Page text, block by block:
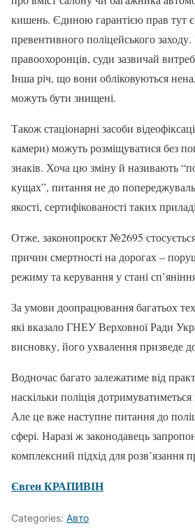
кишень. Єдиною гарантією прав тут є
превентивного поліцейського
правоохоронців, суди зазвичай
Інша річ, що вони обліковуються
можуть бути знищені.
Також стаціонарні засоби
камери) можуть розміщуватися без
знаків. Хоча цю зміну й називають
кущах”, питання не до
якості, сертифікованості таких
Отже, законопроєкт №2695
причин смертності на дорогах –
режиму та керування у стані
За умови доопрацювання багатьох
які вказало ГНЕУ Верховної Ради
висновку, його ухвалення призведе
Водночас багато залежатиме від
наскільки поліція
Але це вже наступне питання до
сфері. Наразі ж законодавець
комплексний підхід для розв’язання
Євген КРАПИВІН
Categories: Авто